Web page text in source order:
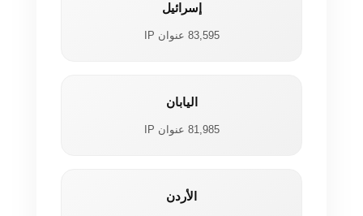
إسرائيل
83,595 عنوان IP
اليابان
81,985 عنوان IP
الأردن